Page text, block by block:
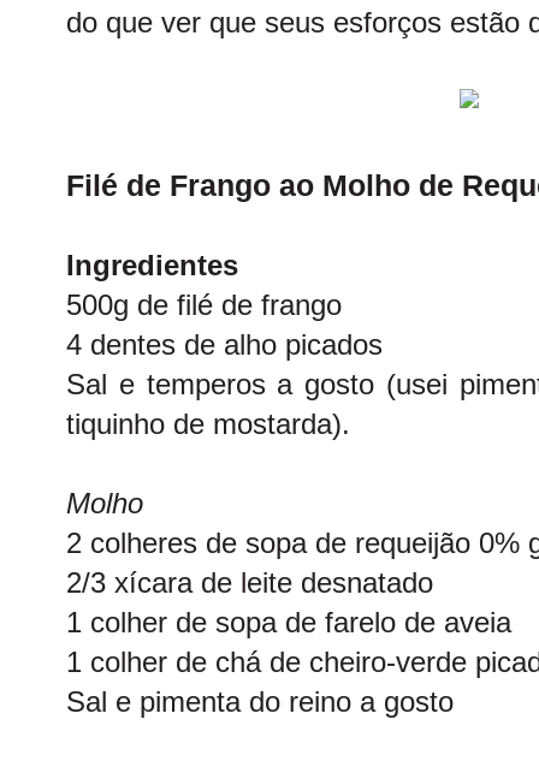
do que ver que seus esforços estão
Filé de Frango ao Molho de
Ingredientes
500g de filé de frango
4 dentes de alho picados
Sal e temperos a gosto (usei
tiquinho de mostarda).
Molho
2 colheres de sopa de requeijão 0%
2/3 xícara de leite desnatado
1 colher de sopa de farelo de aveia
1 colher de chá de cheiro-verde
Sal e pimenta do reino a gosto